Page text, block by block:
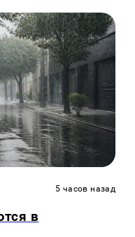
5 часов назад
в